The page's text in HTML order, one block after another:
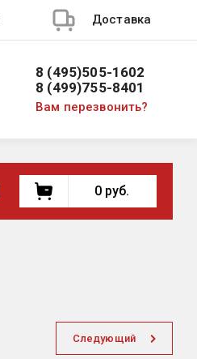
Доставка
8 (495)505-1602
8 (499)755-8401
Вам перезвонить?
0 руб.
Следующий